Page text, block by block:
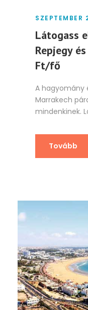
SZEPTEMBER
Látogass
Repjegy
Ft/fő
A hagyomány
Marrakech
mindenkinek.
Tovább